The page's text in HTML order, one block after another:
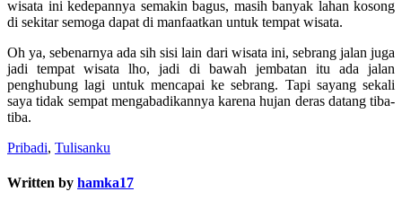
wisata ini kedepannya semakin bagus, masih banyak lahan kosong
di sekitar semoga dapat di manfaatkan untuk tempat wisata.
Oh ya, sebenarnya ada sih sisi lain dari wisata ini, sebrang jalan juga
jadi tempat wisata lho, jadi di bawah jembatan itu ada jalan
penghubung lagi untuk mencapai ke sebrang. Tapi sayang sekali
saya tidak sempat mengabadikannya karena hujan deras datang tiba-
tiba.
Pribadi, Tulisanku
Written by hamka17